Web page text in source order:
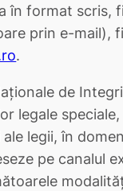
în format scris,
prin e-mail),
.
de
legale
legii, în
pe canalul